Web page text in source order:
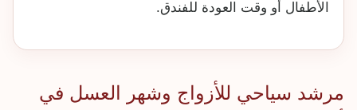
الأطفال أو وقت العودة للفندق.
مرشد سياحي للأزواج وشهر العسل في